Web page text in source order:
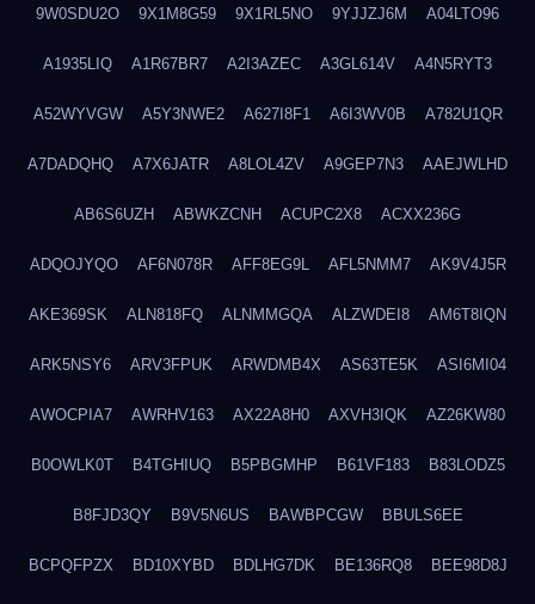
9W0SDU2O 9X1M8G59 9X1RL5NO 9YJJZJ6M A04LTO96
A1935LIQ A1R67BR7 A2I3AZEC A3GL614V A4N5RYT3
A52WYVGW A5Y3NWE2 A627I8F1 A6I3WV0B A782U1QR
A7DADQHQ A7X6JATR A8LOL4ZV A9GEP7N3 AAEJWLHD
AB6S6UZH ABWKZCNH ACUPC2X8 ACXX236G
ADQOJYQO AF6N078R AFF8EG9L AFL5NMM7 AK9V4J5R
AKE369SK ALN818FQ ALNMMGQA ALZWDEI8 AM6T8IQN
ARK5NSY6 ARV3FPUK ARWDMB4X AS63TE5K ASI6MI04
AWOCPIA7 AWRHV163 AX22A8H0 AXVH3IQK AZ26KW80
B0OWLK0T B4TGHIUQ B5PBGMHP B61VF183 B83LODZ5
B8FJD3QY B9V5N6US BAWBPCGW BBULS6EE
BCPQFPZX BD10XYBD BDLHG7DK BE136RQ8 BEE98D8J